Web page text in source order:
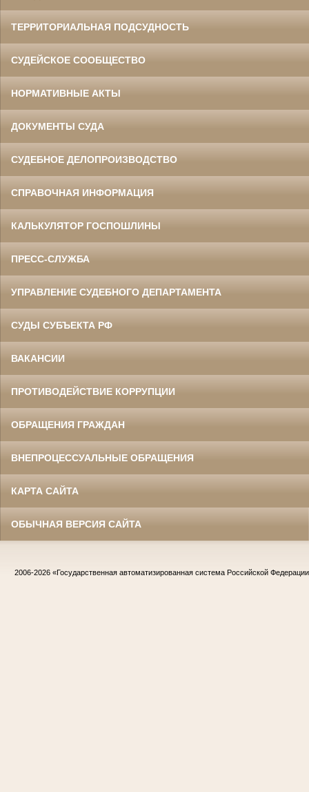
ТЕРРИТОРИАЛЬНАЯ ПОДСУДНОСТЬ
СУДЕЙСКОЕ СООБЩЕСТВО
НОРМАТИВНЫЕ АКТЫ
ДОКУМЕНТЫ СУДА
СУДЕБНОЕ ДЕЛОПРОИЗВОДСТВО
СПРАВОЧНАЯ ИНФОРМАЦИЯ
КАЛЬКУЛЯТОР ГОСПОШЛИНЫ
ПРЕСС-СЛУЖБА
УПРАВЛЕНИЕ СУДЕБНОГО ДЕПАРТАМЕНТА
СУДЫ СУБЪЕКТА РФ
ВАКАНСИИ
ПРОТИВОДЕЙСТВИЕ КОРРУПЦИИ
ОБРАЩЕНИЯ ГРАЖДАН
ВНЕПРОЦЕССУАЛЬНЫЕ ОБРАЩЕНИЯ
КАРТА САЙТА
ОБЫЧНАЯ ВЕРСИЯ САЙТА
2006-2026 «Государственная автоматизированная система Российской